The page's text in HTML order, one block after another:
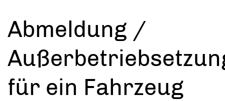
Abmeldung /
für ein Fahrzeug